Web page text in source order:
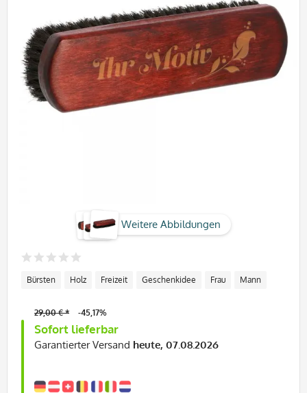
Weitere Abbildungen
Bürsten Holz Freizeit Geschenkidee Frau Mann
Sofort lieferbar
Garantierter Versand heute, 07.08.2026
29,00 € * -45,17%